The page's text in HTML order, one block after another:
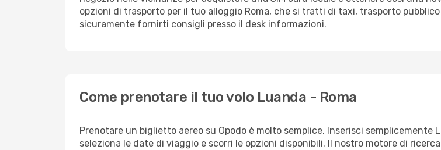
opzioni di trasporto per il tuo alloggio Roma, che si tratti di taxi, trasporto
sicuramente fornirti consigli presso il desk informazioni.
Come prenotare il tuo volo Luanda - Roma
Prenotare un biglietto aereo su Opodo è molto semplice. Inserisci
seleziona le date di viaggio e scorri le opzioni disponibili. Il nostro motore di